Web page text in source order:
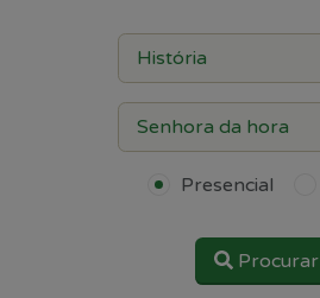
Presencial
Procurar